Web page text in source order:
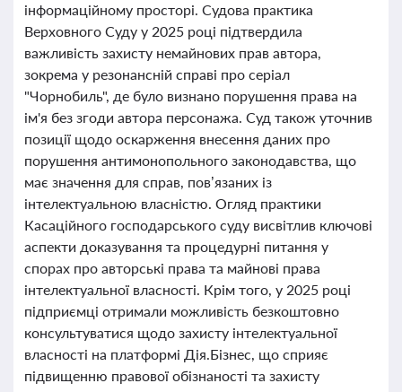
інформаційному просторі. Судова практика
Верховного Суду у 2025 році підтвердила
важливість захисту немайнових прав автора,
зокрема у резонансній справі про серіал
"Чорнобиль", де було визнано порушення права на
ім'я без згоди автора персонажа. Суд також уточнив
позиції щодо оскарження внесення даних про
порушення антимонопольного законодавства, що
має значення для справ, пов’язаних із
інтелектуальною власністю. Огляд практики
Касаційного господарського суду висвітлив ключові
аспекти доказування та процедурні питання у
спорах про авторські права та майнові права
інтелектуальної власності. Крім того, у 2025 році
підприємці отримали можливість безкоштовно
консультуватися щодо захисту інтелектуальної
власності на платформі Дія.Бізнес, що сприяє
підвищенню правової обізнаності та захисту